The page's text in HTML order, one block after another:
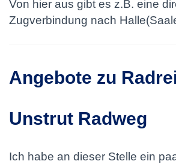
Von hier aus gibt es z.B. eine
Zugverbindung nach
Angebote zu
Unstrut Radweg
Ich habe an dieser Stelle ein